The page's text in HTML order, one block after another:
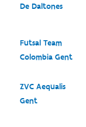
De Daltones
Futsal Team
Colombia Gent
ZVC Aequalis
Gent